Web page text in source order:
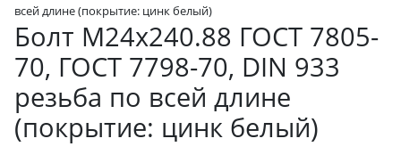
всей длине (покрытие: цинк белый)
Болт М24х240.88 ГОСТ 7805-
70, ГОСТ 7798-70, DIN 933
резьба по всей длине
(покрытие: цинк белый)